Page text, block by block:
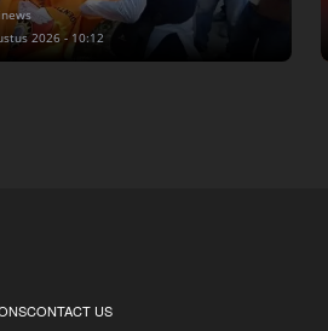
2026 - 10:12
CONTACT US